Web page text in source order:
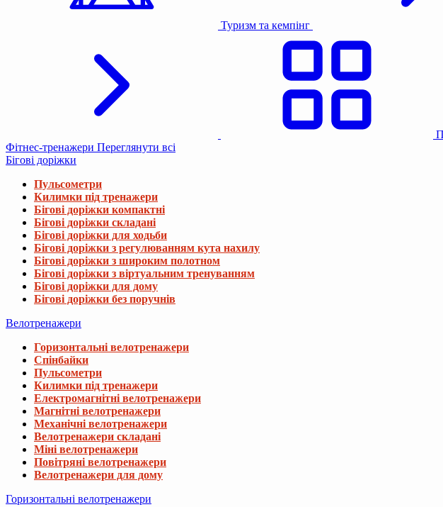
Туризм та кемпінг
Фітнес-тренажери Переглянути всі
Бігові доріжки
Пульсометри
Килимки під тренажери
Бігові доріжки компактні
Бігові доріжки складані
Бігові доріжки для ходьби
Бігові доріжки з регулюванням кута нахилу
Бігові доріжки з широким полотном
Бігові доріжки з віртуальним тренуванням
Бігові доріжки для дому
Бігові доріжки без поручнів
Велотренажери
Горизонтальні велотренажери
Спінбайки
Пульсометри
Килимки під тренажери
Електромагнітні велотренажери
Магнітні велотренажери
Механічні велотренажери
Велотренажери складані
Міні велотренажери
Повітряні велотренажери
Велотренажери для дому
Горизонтальні велотренажери